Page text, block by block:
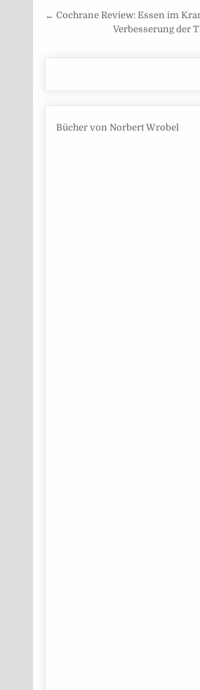
← Cochrane Review: Essen im
Verbesserung der
Bücher von Norbert Wrobel